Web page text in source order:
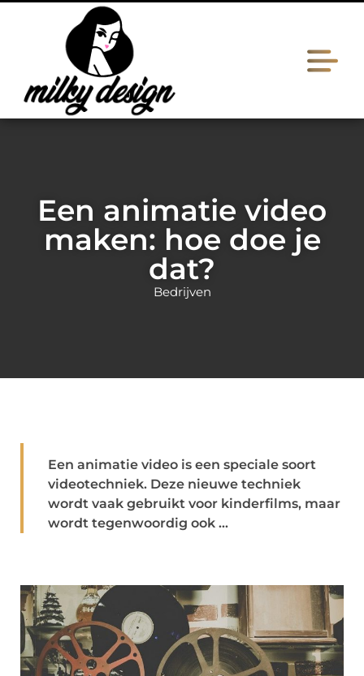
Een animatie video
maken: hoe doe je
dat?
Bedrijven
Een animatie video is een speciale soort
videotechniek. Deze nieuwe techniek
wordt vaak gebruikt voor kinderfilms, maar
wordt tegenwoordig ook ...